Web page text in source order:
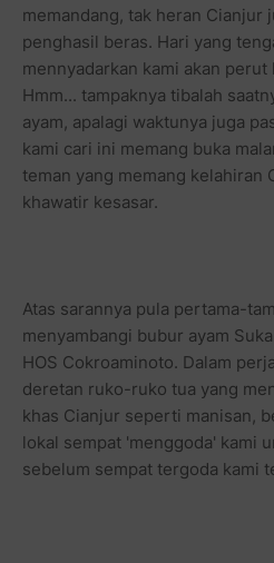
memandang, tak heran Cianjur
penghasil beras. Hari yang
mennyadarkan kami akan perut
Hmm... tampaknya tibalah
ayam, apalagi waktunya juga
kami cari ini memang buka
teman yang memang kelahiran
khawatir kesasar.
Atas sarannya pula pertama-
menyambangi bubur ayam
HOS Cokroaminoto. Dalam
deretan ruko-ruko tua yang
khas Cianjur seperti manisan,
lokal sempat 'menggoda' kami
sebelum sempat tergoda kami